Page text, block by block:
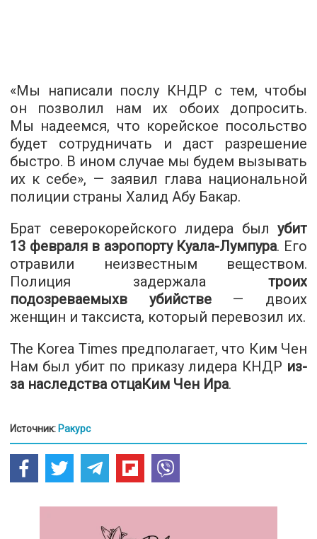
«Мы написали послу КНДР с тем, чтобы
он позволил нам их обоих допросить.
Мы надеемся, что корейское посольство
будет сотрудничать и даст разрешение
быстро. В ином случае мы будем вызывать
их к себе», — заявил глава национальной
полиции страны Халид Абу Бакар.
Брат северокорейского лидера был убит
13 февраля в аэропорту Куала-Лумпура. Его
отравили неизвестным веществом.
Полиция задержала троих
подозреваемыхв убийстве— двоих
женщин и таксиста, который перевозил их.
The Korea Times предполагает, что Ким Чен
Нам был убит по приказу лидера КНДР из-
за наследства отцаКим Чен Ира.
Источник: Ракурс